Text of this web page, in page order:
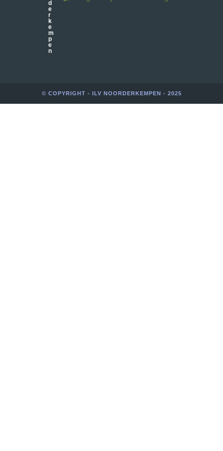
d
e
r
k
e
m
p
e
n
© COPYRIGHT - ILV NOORDERKEMPEN - 2025